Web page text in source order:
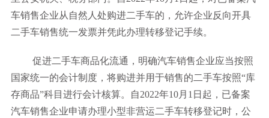
车销售企业从自然人处购进二手车的，允许企业反向开具
二手车销售统一发票并凭此办理转移登记手续。
促进二手车商品化流通，明确汽车销售企业应当按照
国家统一的会计制度，将购进并用于销售的二手车按照“库
存商品”科目进行会计核算。自2022年10月1日起，已备案
汽车销售企业申请办理小型非营运二手车转移登记时，公